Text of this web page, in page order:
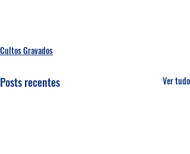
Cultos Gravados
Posts recentes Ver tudo